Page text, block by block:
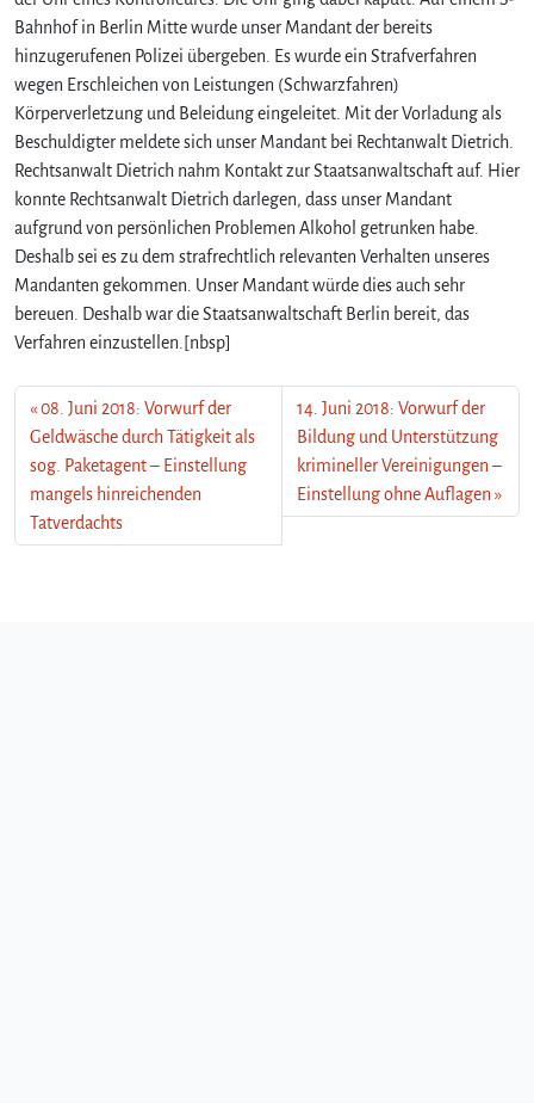
Bahnhof in Berlin Mitte wurde unser Mandant der bereits
hinzugerufenen Polizei übergeben. Es wurde ein Strafverfahren
wegen Erschleichen von Leistungen (Schwarzfahren)
Körperverletzung und Beleidung eingeleitet. Mit der Vorladung als
Beschuldigter meldete sich unser Mandant bei Rechtanwalt Dietrich.
Rechtsanwalt Dietrich nahm Kontakt zur Staatsanwaltschaft auf. Hier
konnte Rechtsanwalt Dietrich darlegen, dass unser Mandant
aufgrund von persönlichen Problemen Alkohol getrunken habe.
Deshalb sei es zu dem strafrechtlich relevanten Verhalten unseres
Mandanten gekommen. Unser Mandant würde dies auch sehr
bereuen. Deshalb war die Staatsanwaltschaft Berlin bereit, das
Verfahren einzustellen.[nbsp]
08. Juni 2018: Vorwurf der
Geldwäsche durch Tätigkeit als
sog. Paketagent – Einstellung
mangels hinreichenden
Tatverdachts
14. Juni 2018: Vorwurf der
Bildung und Unterstützung
krimineller Vereinigungen –
Einstellung ohne Auflagen